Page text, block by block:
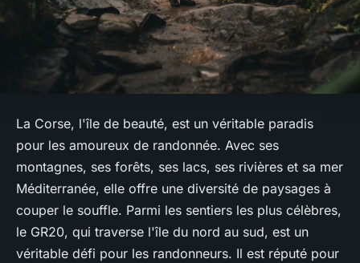
La Corse, l'île de beauté, est un véritable paradis
pour les amoureux de randonnée. Avec ses
montagnes, ses forêts, ses lacs, ses rivières et sa mer
Méditerranée, elle offre une diversité de paysages à
couper le souffle. Parmi les sentiers les plus célèbres,
le GR20, qui traverse l'île du nord au sud, est un
véritable défi pour les randonneurs. Il est réputé pour